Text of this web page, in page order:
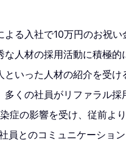
よる入社で10万円のお祝
人材の採用活動に積極的
いった人材の紹介を受け
くの社員がリファラル採
症の影響を受け、従前よ
員とのコミュニケーショ